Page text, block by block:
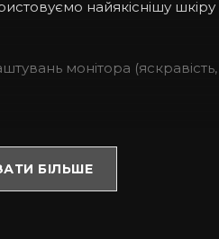
найякіснішу
монітора
Усі вироби у
виглядає розкішно.
БІЛЬШЕ